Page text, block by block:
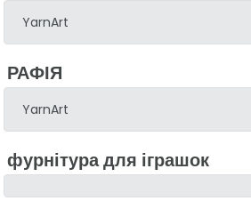
YarnArt
РАФІЯ
YarnArt
фурнітура для іграшок